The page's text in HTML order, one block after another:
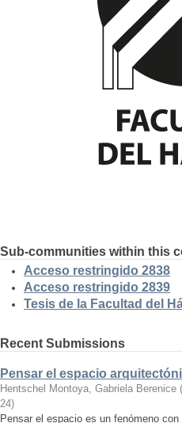
Sub-communities within this
Acceso restringido 2838
Acceso restringido 2839
Tesis de la Facultad del
Recent Submissions
Pensar el espacio
Hentschel Montoya, Gabriela Berenice (
24)
Pensar el espacio es un fenómeno